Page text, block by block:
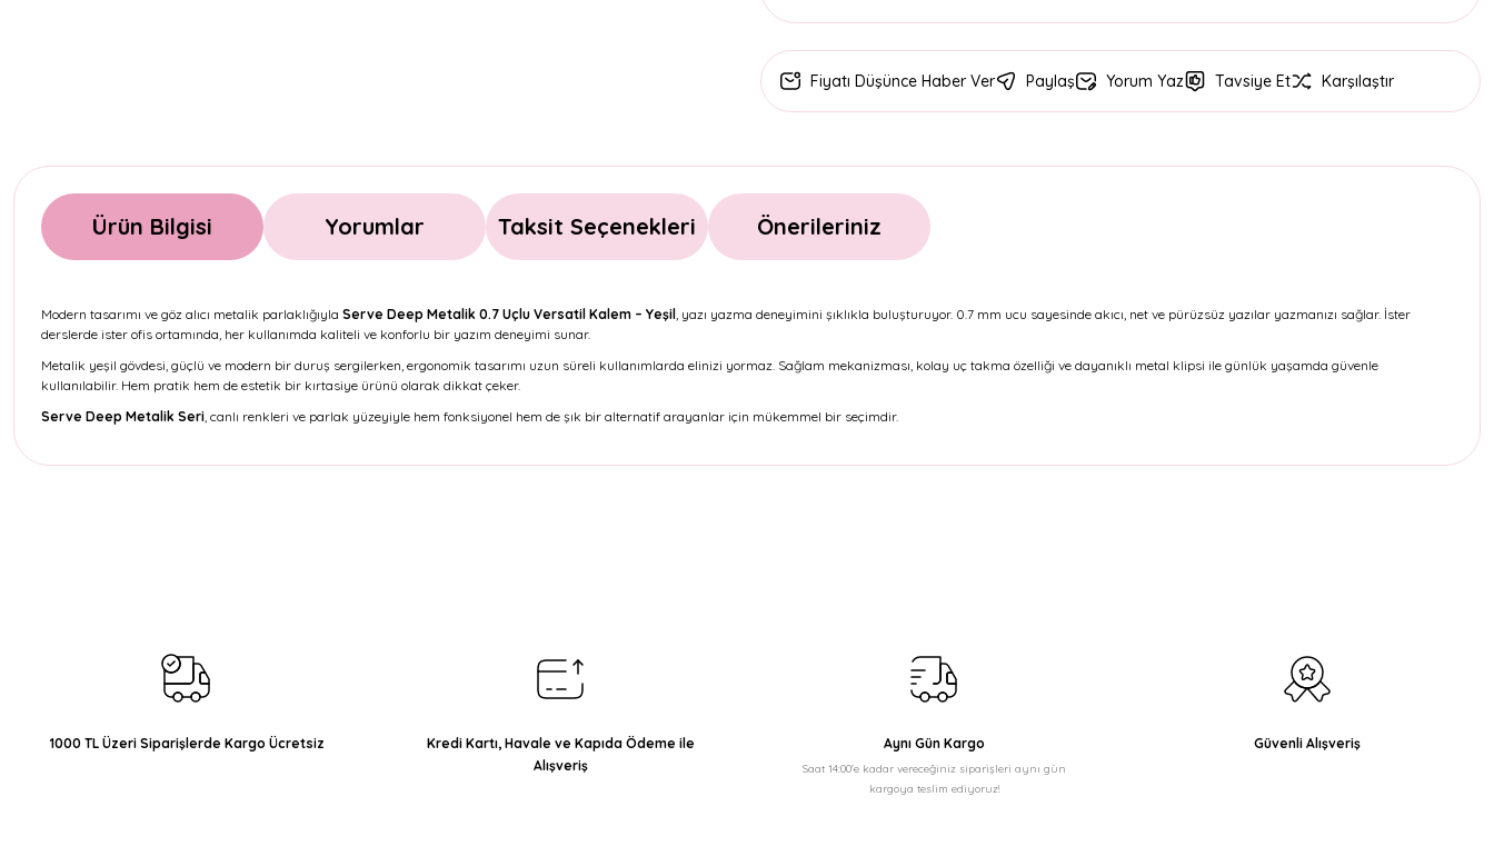
Fiyatı Düşünce Haber Ver Paylaş Yorum Yaz Tavsiye Et Karşılaştır
Ürün Bilgisi Yorumlar Taksit Seçenekleri Önerileriniz
Modern tasarımı ve göz alıcı metalik parlaklığıyla Serve Deep Metalik 0.7 Uçlu Versatil Kalem – Yeşil, yazı yazma deneyimini şıklıkla buluşturuyor. 0.7 mm ucu sayesinde akıcı, net ve pürüzsüz yazılar yazmanızı sağlar. İster
derslerde ister ofis ortamında, her kullanımda kaliteli ve konforlu bir yazım deneyimi sunar.
Metalik yeşil gövdesi, güçlü ve modern bir duruş sergilerken, ergonomik tasarımı uzun süreli kullanımlarda elinizi yormaz. Sağlam mekanizması, kolay uç takma özelliği ve dayanıklı metal klipsi ile günlük yaşamda güvenle
kullanılabilir. Hem pratik hem de estetik bir kırtasiye ürünü olarak dikkat çeker.
Serve Deep Metalik Seri, canlı renkleri ve parlak yüzeyiyle hem fonksiyonel hem de şık bir alternatif arayanlar için mükemmel bir seçimdir.
Ürün fiyatı diğer sitelerden daha pahalı.
Bu ürüne benzer farklı alternatifler olmalı.
1000 TL Üzeri Siparişlerde Kargo Ücretsiz
Kredi Kartı, Havale ve Kapıda Ödeme ile
Alışveriş
Aynı Gün Kargo
Saat 14:00'e kadar vereceğiniz siparişleri aynı gün
kargoya teslim ediyoruz!
Güvenli Alışveriş